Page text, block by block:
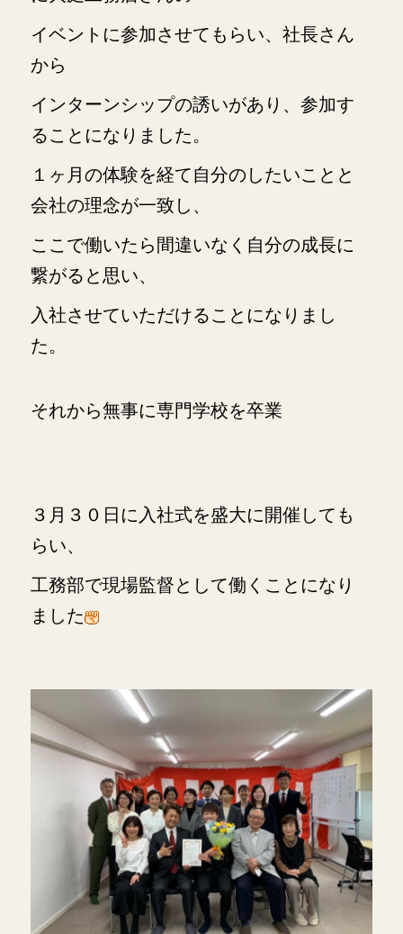
イベントに参加させてもらい、社長さん
から
インターンシップの誘いがあり、参加す
ることになりました。
１ヶ月の体験を経て自分のしたいことと
会社の理念が一致し、
ここで働いたら間違いなく自分の成長に
繋がると思い、
入社させていただけることになりまし
た。
それから無事に専門学校を卒業
３月３０日に入社式を盛大に開催しても
らい、
工務部で現場監督として働くことになり
ました